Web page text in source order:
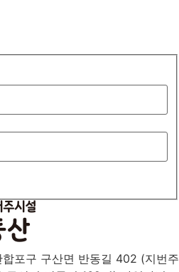
포구 구산면 반동길 402 (지번주